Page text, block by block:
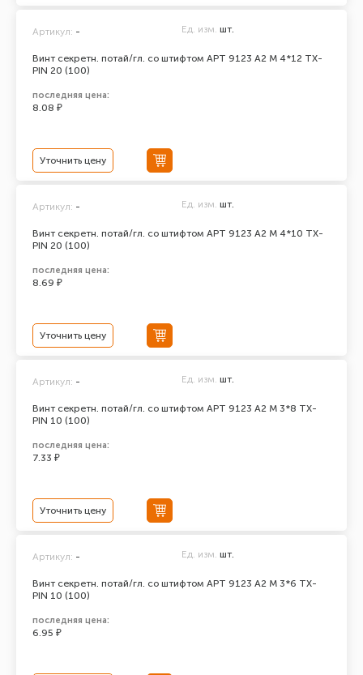
Винт секретн. потай/гл. со штифтом АРТ 9123 А2 M 4*12 TX-
PIN 20 (100)
Артикул: - Ед. изм. шт.
последняя цена:
8.08 ₽
Уточнить цену
Винт секретн. потай/гл. со штифтом АРТ 9123 А2 M 4*10 TX-
PIN 20 (100)
Артикул: - Ед. изм. шт.
последняя цена:
8.69 ₽
Уточнить цену
Винт секретн. потай/гл. со штифтом АРТ 9123 А2 M 3*8 TX-
PIN 10 (100)
Артикул: - Ед. изм. шт.
последняя цена:
7.33 ₽
Уточнить цену
Винт секретн. потай/гл. со штифтом АРТ 9123 А2 M 3*6 TX-
PIN 10 (100)
Артикул: - Ед. изм. шт.
последняя цена:
6.95 ₽